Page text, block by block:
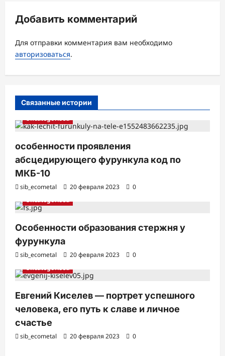
я
з
а
и
Добавить комментарий
Для отправки комментария вам необходимо
авторизоваться.
Связанные истории
Uncategorised
особенности проявления
абсцедирующего фурункула код по
МКБ-10
sib_ecometal 20 февраля 2023
0
Uncategorised
Особенности образования стержня у
фурункула
sib_ecometal 20 февраля 2023
0
Uncategorised
Евгений Киселев — портрет успешного
человека, его путь к славе и личное
счастье
sib_ecometal 20 февраля 2023 0